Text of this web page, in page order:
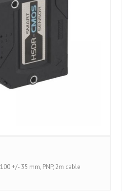
+/- 35 mm, PNP, 2m cable